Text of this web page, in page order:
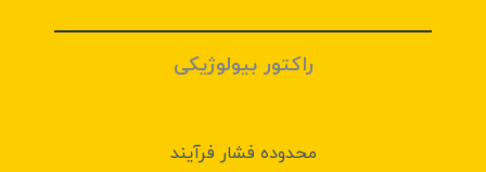
راکتور بیولوژیکی
محدوده فشار فرآیند